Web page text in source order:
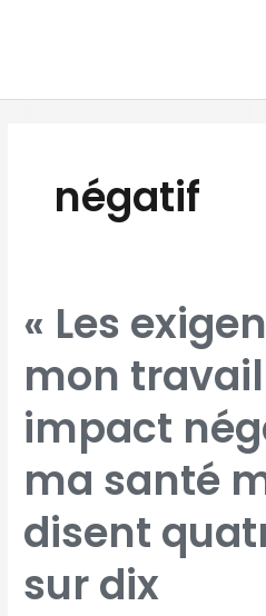
négatif
« Les
mon
impact
ma santé
disent
sur dix
EXIGENCES
MON
UN
IMPACT
NÉGATIF
SANTÉ
MENTALE »,
DISENT
QUATRE
SALARIÉS
SUR
DIX